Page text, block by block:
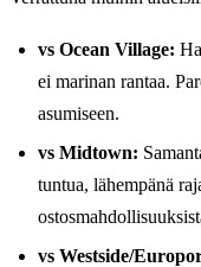
vs Ocean Village:
ei marinan rantaa.
asumiseen.
vs Midtown:
tuntua, lähempänä
vs Westside/